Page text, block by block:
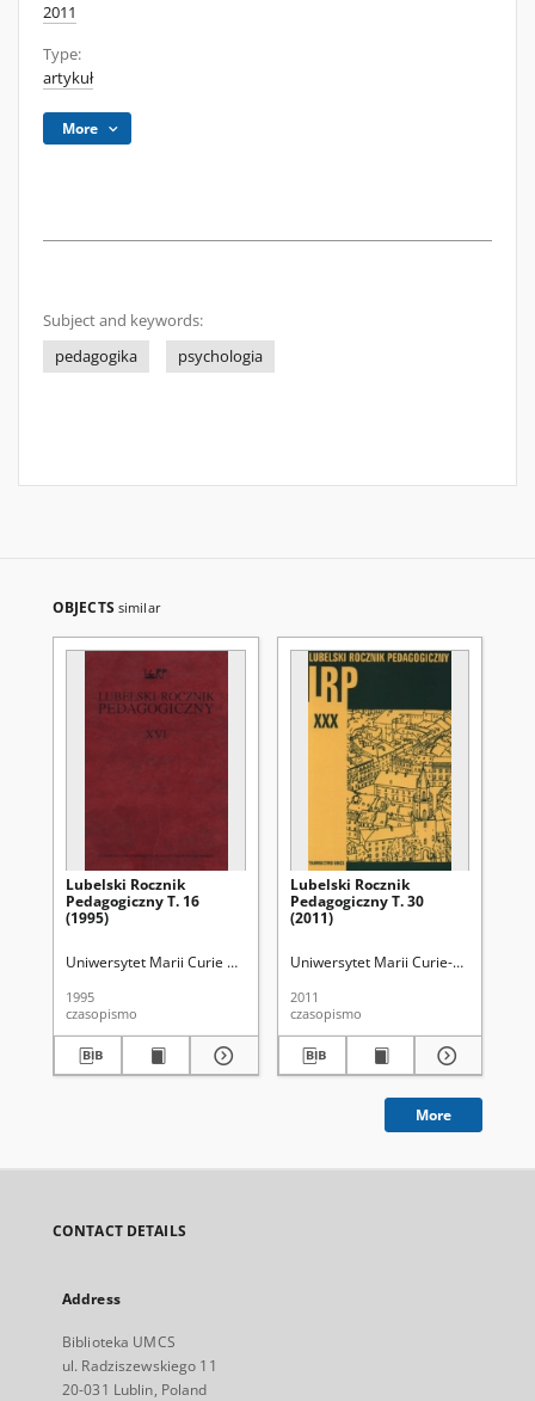
2011
Type:
artykuł
More
Subject and keywords:
pedagogika
psychologia
OBJECTS similar
Lubelski Rocznik
Pedagogiczny T. 16
(1995)
Uniwersytet Marii Curie Skłodowskiej (Lublin). Wydział Pedagogiki i
1995
czasopismo
Lubelski Rocznik
Pedagogiczny T. 30
(2011)
Uniwersytet Marii Curie-
2011
czasopismo
More
CONTACT DETAILS
Address
Biblioteka UMCS
ul. Radziszewskiego 11
20-031 Lublin, Poland